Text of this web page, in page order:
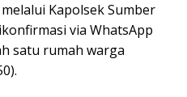
Kapolsek Sumber
via WhatsApp
satu rumah warga